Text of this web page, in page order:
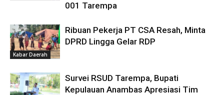
001 Tarempa
Kabar Daerah
Ribuan Pekerja PT CSA Resah, Minta
DPRD Lingga Gelar RDP
Survei RSUD Tarempa, Bupati
Kepulauan Anambas Apresiasi Tim